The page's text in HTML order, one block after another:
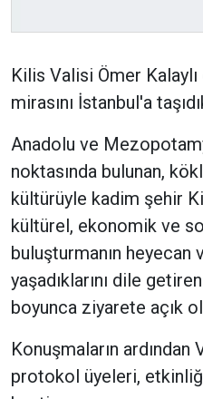
Kilis Valisi Ömer
mirasını İstanbul'a
Anadolu ve
noktasında bulunan,
kültürüyle kadim şehir
kültürel, ekonomik ve
buluşturmanın heyecan
yaşadıklarını dile
boyunca ziyarete açık
Konuşmaların ardından
protokol üyeleri,